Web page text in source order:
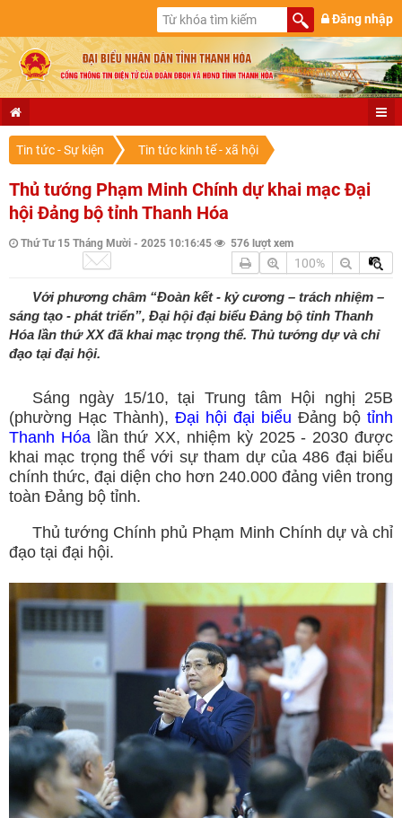
Đăng nhập
Tin tức - Sự kiện Tin tức kinh tế - xã hội
Thủ tướng Phạm Minh Chính dự khai mạc Đại
hội Đảng bộ tỉnh Thanh Hóa
Thứ Tư 15 Tháng Mười - 2025 10:16:45 576 lượt xem
100%
Với phương châm “Đoàn kết - kỷ cương – trách nhiệm –
sáng tạo - phát triển”, Đại hội đại biểu Đảng bộ tỉnh Thanh
Hóa lần thứ XX đã khai mạc trọng thể. Thủ tướng dự và chỉ
đạo tại đại hội.
Sáng ngày 15/10, tại Trung tâm Hội nghị 25B
(phường Hạc Thành), Đại hội đại biểu Đảng bộ tỉnh
Thanh Hóalần thứ XX, nhiệm kỳ 2025 - 2030 được
khai mạc trọng thể với sự tham dự của 486 đại biểu
chính thức, đại diện cho hơn 240.000 đảng viên trong
toàn Đảng bộ tỉnh.
Thủ tướng Chính phủ Phạm Minh Chính dự và chỉ
đạo tại đại hội.